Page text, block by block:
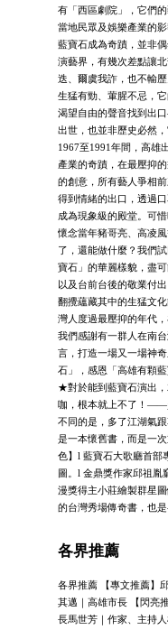
有「西區劇院」，它們
當地民眾及娛樂產業的
藍寶石成為奇蹟，並非
演藝界，有幾次差點讓
迭、爾虞我詐，也不輸
生猛有勁、葷腥不忌，
渴望自由的聲音找到出
出世，也並非歷史必然
1967至1991年間，高雄
產業的奇蹟，在最壓抑
的創意，所有藝人爭相
得到情緒的出口，透過
成為現象級的殿堂。可
懷念當年豬哥亮、高凌
了，還能做什麼？我們
寶石」的華麗樣貌，盡
以及台前台後的敬業付
翻攪蘊藏其中的生猛文
灣人度過最壓抑的年代
我們感謝有一群人在南
言，打造一場又一場神
石」，感恩「高雄有顆
★對於能到藍寶石演出
咖，根本就上不了！——
不同的是，多了江湖氣
是一本懷舊書，而是一
色】l 藍寶石大歌廳首部
圖。l 金鼎獎作家邱祖胤
漫獎得主小莊繪製群星
的台灣秀場傳奇書，也
各界推薦
各界推薦 【專文推薦】
其邁｜高雄市長 【閃亮
長馬世芳｜作家、主持